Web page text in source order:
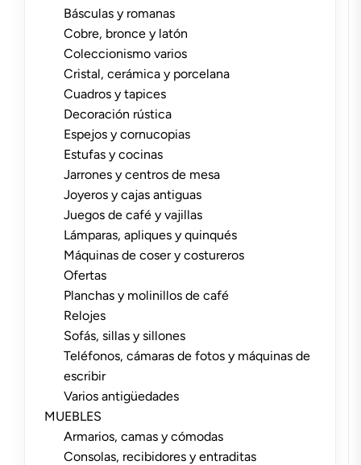
Básculas y romanas
Cobre, bronce y latón
Coleccionismo varios
Cristal, cerámica y porcelana
Cuadros y tapices
Decoración rústica
Espejos y cornucopias
Estufas y cocinas
Jarrones y centros de mesa
Joyeros y cajas antiguas
Juegos de café y vajillas
Lámparas, apliques y quinqués
Máquinas de coser y costureros
Ofertas
Planchas y molinillos de café
Relojes
Sofás, sillas y sillones
Teléfonos, cámaras de fotos y máquinas de
escribir
Varios antigüedades
MUEBLES
Armarios, camas y cómodas
Consolas, recibidores y entraditas